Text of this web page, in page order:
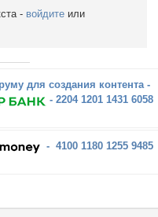
- войдите или
для создания контента -
- 2204 1201 1431 6058
- 4100 1180 1255 9485